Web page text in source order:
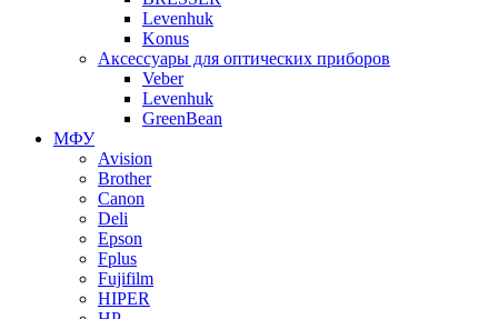
Levenhuk
Konus
Аксессуары для оптических приборов
Veber
Levenhuk
GreenBean
МФУ
Avision
Brother
Canon
Deli
Epson
Fplus
Fujifilm
HIPER